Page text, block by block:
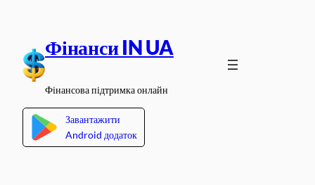
вмісту
Фінанси IN UA
Фінансова підтримка онлайн
Завантажити
Android додаток